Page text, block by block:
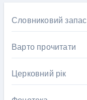
Словниковий запас
Варто прочитати
Церковний рік